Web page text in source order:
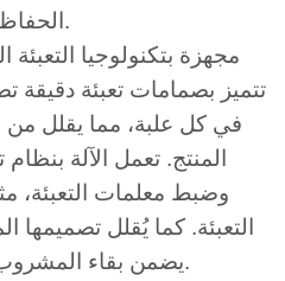
الحفاظ على سلامة وجودة المنتج.
مجهزة بتكنولوجيا التعبئة
تتميز بصمامات تعبئة
في كل علبة، مما يقلل من
المنتج. تعمل الآلة
وضبط معلمات
التعبئة. كما يُقلل تصميمها
يضمن بقاء المشروب طازجًا وآمنًا للمستهلكين.